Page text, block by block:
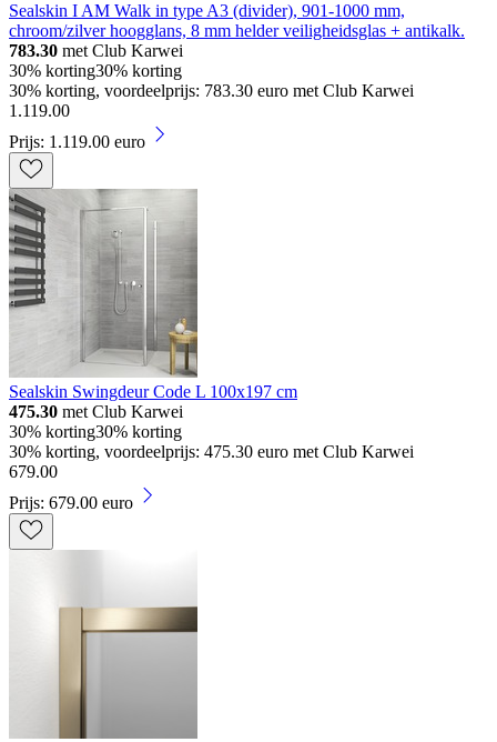
Sealskin I AM Walk in type A3 (divider), 901-1000 mm,
chroom/zilver hoogglans, 8 mm helder veiligheidsglas + antikalk.
783.30 met Club Karwei
30% korting30% korting
30% korting, voordeelprijs: 783.30 euro met Club Karwei
1 .119.00
Prijs: 1.119.00 euro
Sealskin Swingdeur Code L 100x197 cm
475.30 met Club Karwei
30% korting30% korting
30% korting, voordeelprijs: 475.30 euro met Club Karwei
679.00
Prijs: 679.00 euro